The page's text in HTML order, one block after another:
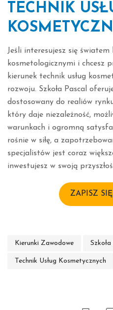
TECHNIK
Jeśli interesujesz się
kosmetologicznymi i chcesz
kierunek technik usług
rozwoju. Szkoła Pascal
dostosowany do realiów
który daje niezależność,
warunkach i ogromną
rośnie w siłę, a
specjalistów jest coraz
inwestujesz w swoją
ZAPISZ
Kierunki Zawodowe Szkoła
Technik Usług Kosmetycznych